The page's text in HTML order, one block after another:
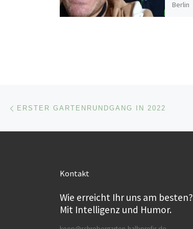
Berlin
Beitragsnavigation
ERSTER GARTENRUNDGANG IN 2022
Kontakt
Wie erreicht Ihr uns am besten?
Mit Intelligenz und Humor.